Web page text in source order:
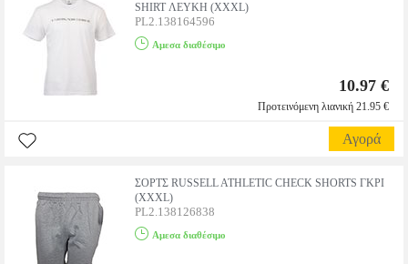
SHIRT ΛΕΥΚΗ (XXXL)
PL2.138164596
Αμεσα διαθέσιμο
10.97 €
Προτεινόμενη λιανική 21.95 €
Αγορά
ΣΟΡΤΣ RUSSELL ATHLETIC CHECK SHORTS ΓΚΡΙ
(XXXL)
PL2.138126838
Αμεσα διαθέσιμο